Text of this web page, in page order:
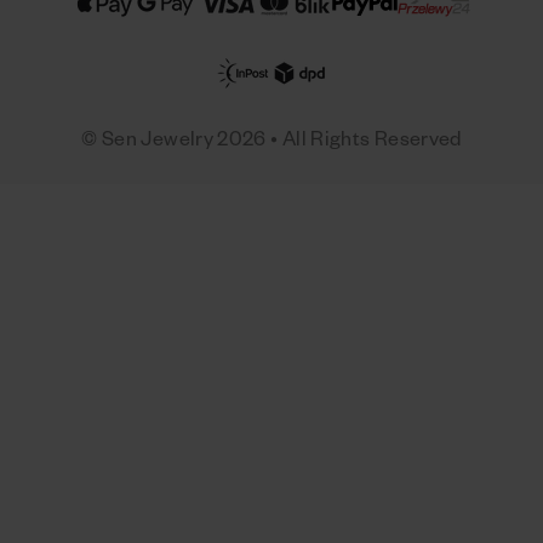
© Sen Jewelry 2026 • All Rights Reserved